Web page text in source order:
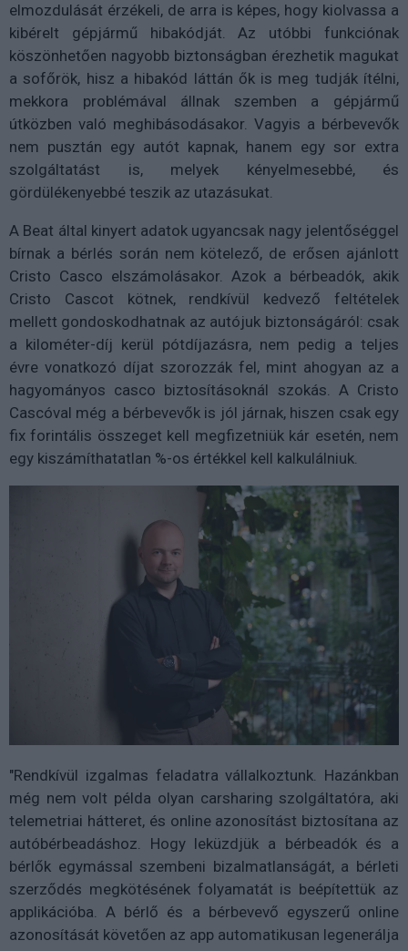
elmozdulását érzékeli, de arra is képes, hogy kiolvassa a
kibérelt gépjármű hibakódját. Az utóbbi funkciónak
köszönhetően nagyobb biztonságban érezhetik magukat
a sofőrök, hisz a hibakód láttán ők is meg tudják ítélni,
mekkora problémával állnak szemben a gépjármű
útközben való meghibásodásakor. Vagyis a bérbevevők
nem pusztán egy autót kapnak, hanem egy sor extra
szolgáltatást is, melyek kényelmesebbé, és
gördülékenyebbé teszik az utazásukat.
A Beat által kinyert adatok ugyancsak nagy jelentőséggel
bírnak a bérlés során nem kötelező, de erősen ajánlott
Cristo Casco elszámolásakor. Azok a bérbeadók, akik
Cristo Cascot kötnek, rendkívül kedvező feltételek
mellett gondoskodhatnak az autójuk biztonságáról: csak
a kilométer-díj kerül pótdíjazásra, nem pedig a teljes
évre vonatkozó díjat szorozzák fel, mint ahogyan az a
hagyományos casco biztosításoknál szokás. A Cristo
Cascóval még a bérbevevők is jól járnak, hiszen csak egy
fix forintális összeget kell megfizetniük kár esetén, nem
egy kiszámíthatatlan %-os értékkel kell kalkulálniuk.
"Rendkívül izgalmas feladatra vállalkoztunk. Hazánkban
még nem volt példa olyan carsharing szolgáltatóra, aki
telemetriai hátteret, és online azonosítást biztosítana az
autóbérbeadáshoz. Hogy leküzdjük a bérbeadók és a
bérlők egymással szembeni bizalmatlanságát, a bérleti
szerződés megkötésének folyamatát is beépítettük az
applikációba. A bérlő és a bérbevevő egyszerű online
azonosítását követően az app automatikusan legenerálja